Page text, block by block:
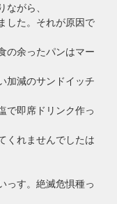
ながら、
した。それが原因で
の余ったパンはマー
加減のサンドイッチ
で即席ドリンク作っ
くれませんでしたは
っす。絶滅危惧種っ